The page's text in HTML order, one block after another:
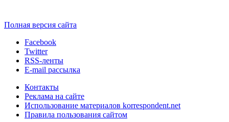
Полная версия сайта
Facebook
Twitter
RSS-ленты
E-mail рассылка
Контакты
Реклама на сайте
Использование материалов korrespondent.net
Правила пользования сайтом